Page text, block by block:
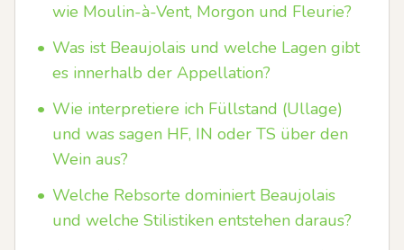
wie Moulin-à-Vent, Morgon und Fleurie?
• Was ist Beaujolais und welche Lagen gibt
es innerhalb der Appellation?
• Wie interpretiere ich Füllstand (Ullage)
und was sagen HF, IN oder TS über den
Wein aus?
• Welche Rebsorte dominiert Beaujolais
und welche Stilistiken entstehen daraus?